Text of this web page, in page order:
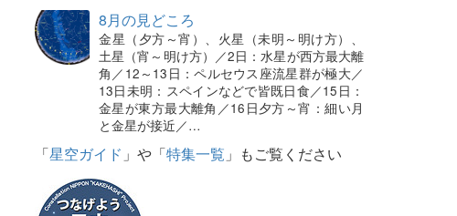
8月の見どころ
金星（夕方～宵）、火星（未明～明け方）、
土星（宵～明け方）／2日：水星が西方最大離
角／12～13日：ペルセウス座流星群が極大／
13日未明：スペインなどで皆既日食／15日：
金星が東方最大離角／16日夕方～宵：細い月
と金星が接近／…
「星空ガイド 」や「特集一覧 」もご覧ください